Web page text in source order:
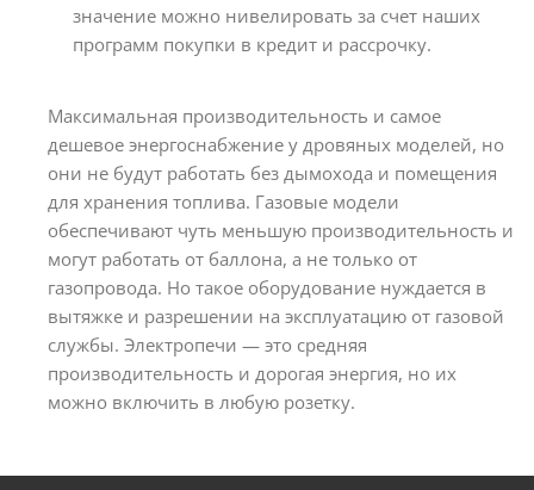
значение можно нивелировать за счет наших
программ покупки в кредит и рассрочку.
Максимальная производительность и самое
дешевое энергоснабжение у дровяных моделей, но
они не будут работать без дымохода и помещения
для хранения топлива. Газовые модели
обеспечивают чуть меньшую производительность и
могут работать от баллона, а не только от
газопровода. Но такое оборудование нуждается в
вытяжке и разрешении на эксплуатацию от газовой
службы. Электропечи — это средняя
производительность и дорогая энергия, но их
можно включить в любую розетку.